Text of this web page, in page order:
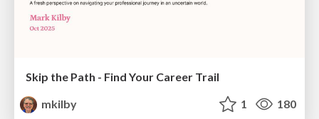
Skip the Path - Find Your Career Trail
mkilby
1 180